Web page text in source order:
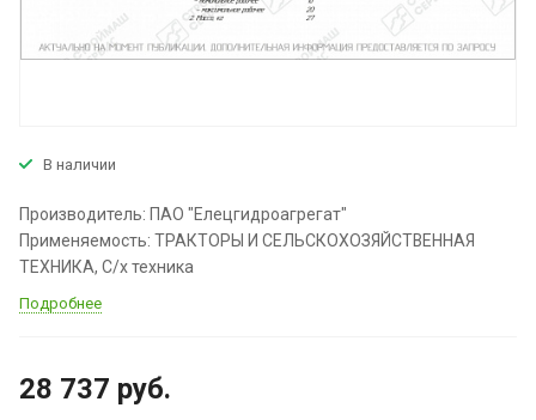
В наличии
Производитель: ПАО "Елецгидроагрегат"
Применяемость: ТРАКТОРЫ И СЕЛЬСКОХОЗЯЙСТВЕННАЯ
ТЕХНИКА, С/х техника
Подробнее
28 737 руб.